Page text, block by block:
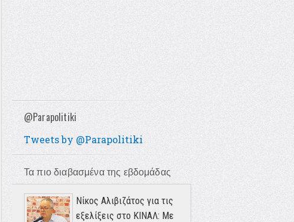
@Parapolitiki
Tweets by @Parapolitiki
Τα πιο διαβασμένα της εβδομάδας
Νίκος Αλιβιζάτος για τις
εξελίξεις στο ΚΙΝΑΛ: Με